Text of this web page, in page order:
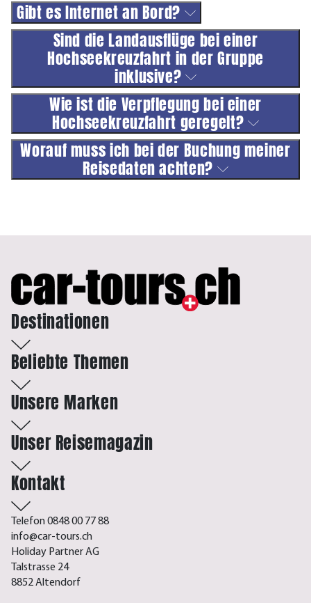
Gibt es Internet an Bord?
Sind die Landausflüge bei einer
Hochseekreuzfahrt in der Gruppe
inklusive?
Wie ist die Verpflegung bei einer
Hochseekreuzfahrt geregelt?
Worauf muss ich bei der Buchung meiner
Reisedaten achten?
Destinationen
Beliebte Themen
Unsere Marken
Unser Reisemagazin
Kontakt
Telefon 0848 00 77 88
info@car-tours.ch
Holiday Partner AG
Talstrasse 24
8852 Altendorf